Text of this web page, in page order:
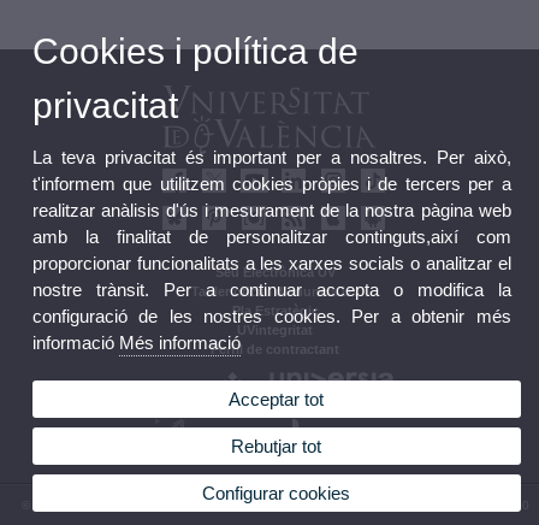
Seu Electrònica UV
Tauler oficial d'anuncis UV
Pla Estratègic
UVintegritat
Perfil de contractant
© 2026 UV. - Av. Blasco Ibáñez, 13. 46010 València. Espanya. Tel. UV: (+34) 963 86 41 00
Cookies i política de
privacitat
La teva privacitat és important per a nosaltres. Per això,
t'informem que utilitzem cookies pròpies i de tercers per a
realitzar anàlisis d'ús i mesurament de la nostra pàgina web
amb la finalitat de personalitzar continguts,així com
proporcionar funcionalitats a les xarxes socials o analitzar el
nostre trànsit. Per a continuar accepta o modifica la
configuració de les nostres cookies. Per a obtenir més
informació Més informació
Acceptar tot
Rebutjar tot
Configurar cookies